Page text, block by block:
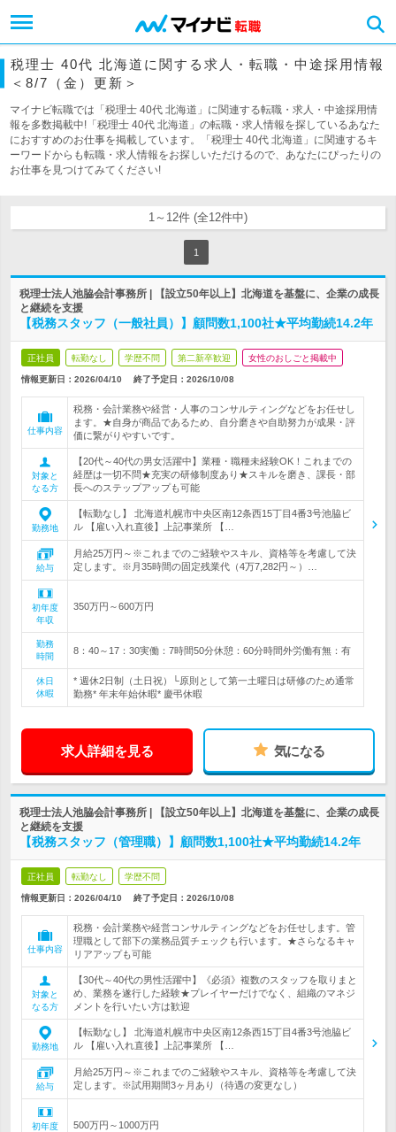
税理士 40代 北海道に関する求人・転職・中途採用情報
＜8/7（金）更新＞
マイナビ転職では「税理士 40代 北海道」に関連する転職・求人・中途採用情
報を多数掲載中!「税理士 40代 北海道」の転職・求人情報を探しているあなた
におすすめのお仕事を掲載しています。「税理士 40代 北海道」に関連するキ
ーワードからも転職・求人情報をお探しいただけるので、あなたにぴったりの
お仕事を見つけてみてください!
1～12件 (全12件中)
1
税理士法人池脇会計事務所 | 【設立50年以上】北海道を基盤に、企業の成長
と継続を支援
【税務スタッフ（一般社員）】顧問数1,100社★平均勤続14.2年
正社員 転勤なし 学歴不問 第二新卒歓迎 女性のおしごと掲載中
情報更新日：2026/04/10 終了予定日： 2026/10/08
仕事内容
税務・会計業務や経営・人事のコンサルティングなどをお任せし
ます。★自身が商品であるため、自分磨きや自助努力が成果・評
価に繋がりやすいです。
対象と
なる方
【20代～40代の男女活躍中】業種・職種未経験OK！これまでの
経歴は一切不問★充実の研修制度あり★スキルを磨き、課長・部
長へのステップアップも可能
勤務地
【転勤なし】 北海道札幌市中央区南12条西15丁目4番3号池脇ビ
ル 【雇い入れ直後】上記事業所 【…
給与
月給25万円～※これまでのご経験やスキル、資格等を考慮して決
定します。※月35時間の固定残業代（4万7,282円～）…
初年度
年収
350万円～600万円
勤務
時間
8：40～17：30実働：7時間50分休憩：60分時間外労働有無：有
休日
休暇
* 週休2日制（土日祝）└原則として第一土曜日は研修のため通常
勤務* 年末年始休暇* 慶弔休暇
求人詳細を見る 気になる
税理士法人池脇会計事務所 | 【設立50年以上】北海道を基盤に、企業の成長
と継続を支援
【税務スタッフ（管理職）】顧問数1,100社★平均勤続14.2年
正社員 転勤なし 学歴不問
情報更新日：2026/04/10 終了予定日： 2026/10/08
仕事内容
税務・会計業務や経営コンサルティングなどをお任せします。管
理職として部下の業務品質チェックも行います。★さらなるキャ
リアアップも可能
対象と
なる方
【30代～40代の男性活躍中】《必須》複数のスタッフを取りまと
め、業務を遂行した経験★プレイヤーだけでなく、組織のマネジ
メントを行いたい方は歓迎
勤務地
【転勤なし】 北海道札幌市中央区南12条西15丁目4番3号池脇ビ
ル 【雇い入れ直後】上記事業所 【…
給与
月給25万円～※これまでのご経験やスキル、資格等を考慮して決
定します。※試用期間3ヶ月あり（待遇の変更なし）
初年度
500万円～1000万円